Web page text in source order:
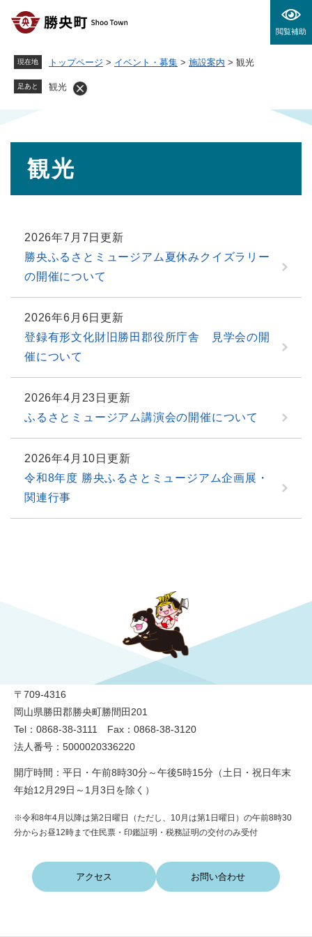
閲覧補助
現在地 トップページ > イベント・募集 > 施設案内 > 観光
足あと 観光
観光
2026年7月7日更新
勝央ふるさとミュージアム夏休みクイズラリー
の開催について
2026年6月6日更新
登録有形文化財旧勝田郡役所庁舎 見学会の開
催について
2026年4月23日更新
ふるさとミュージアム講演会の開催について
2026年4月10日更新
令和8年度 勝央ふるさとミュージアム企画展・
関連行事
〒709-4316
岡山県勝田郡勝央町勝間田201
Tel：0868-38-3111 Fax：0868-38-3120
法人番号：5000020336220
開庁時間：平日・午前8時30分～午後5時15分（土日・祝日年末
年始12月29日～1月3日を除く）
※令和8年4月以降は第2日曜日（ただし、10月は第1日曜日）の午前8時30
分からお昼12時まで住民票・印鑑証明・税務証明の交付のみ受付
アクセス お問い合わせ